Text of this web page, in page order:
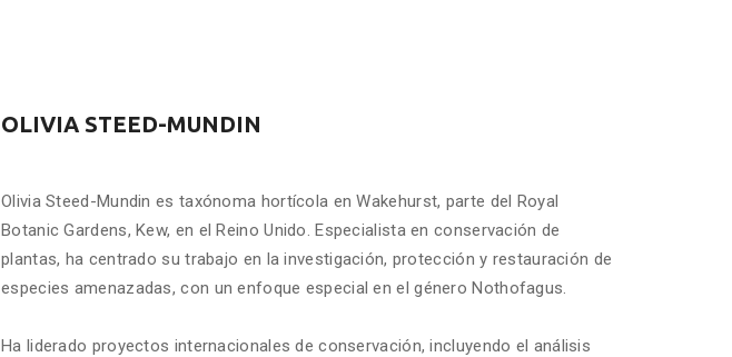
OLIVIA STEED-MUNDIN
Olivia Steed-Mundin es taxónoma hortícola en Wakehurst, parte del Royal
Botanic Gardens, Kew, en el Reino Unido. Especialista en conservación de
plantas, ha centrado su trabajo en la investigación, protección y restauración de
especies amenazadas, con un enfoque especial en el género Nothofagus.
Ha liderado proyectos internacionales de conservación, incluyendo el análisis